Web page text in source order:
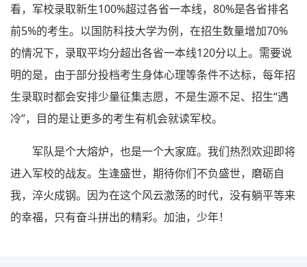
看，军校录取新生100%超过各省一本线，80%是各省排名
前5%的考生。以国防科技大学为例，在招生数量增加70%
的情况下，录取平均分超出各省一本线120分以上。需要说
明的是，由于部分投档考生身体心理等条件不达标，每年招
生录取时都会安排少量征集志愿，不是生源不足、招生“遇
冷”，目的是让更多的考生有机会就读军校。
军队是个大熔炉，也是一个大家庭。我们热烈欢迎即将
进入军校的战友。生逢盛世，期待你们不负盛世，磨砺自
我，淬火成钢。因为在这个风云激荡的时代，没有躺平等来
的幸福，只有奋斗拼出的精彩。加油，少年！